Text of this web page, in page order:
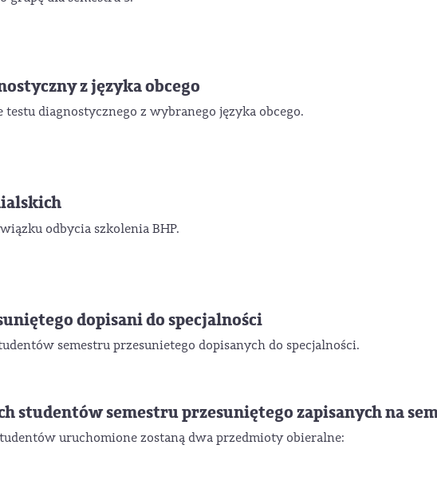
z języka obcego
diagnostycznego z wybranego języka obcego.
odbycia szkolenia BHP.
dopisani do specjalności
semestru przesunietego dopisanych do specjalności.
studentów semestru przesuniętego zapisanych na
uruchomione zostaną dwa przedmioty obieralne: